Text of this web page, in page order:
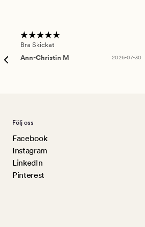
Bra Skickat
Ann-Christin M
2026-07-30
Följ oss
Facebook
Instagram
LinkedIn
Pinterest